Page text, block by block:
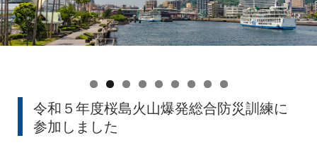
令和５年度桜島火山爆発総合防災訓練に
参加しました